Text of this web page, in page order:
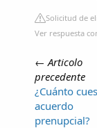
Solicitud de
Ver respuesta
← Articolo
precedente
¿Cuánto
acuerdo
prenupcial?